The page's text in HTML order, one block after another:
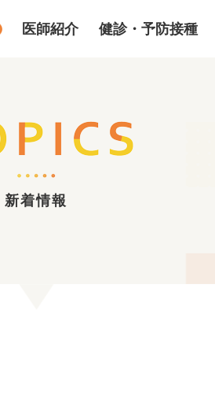
医師紹介 健診・予防接種
新着情報